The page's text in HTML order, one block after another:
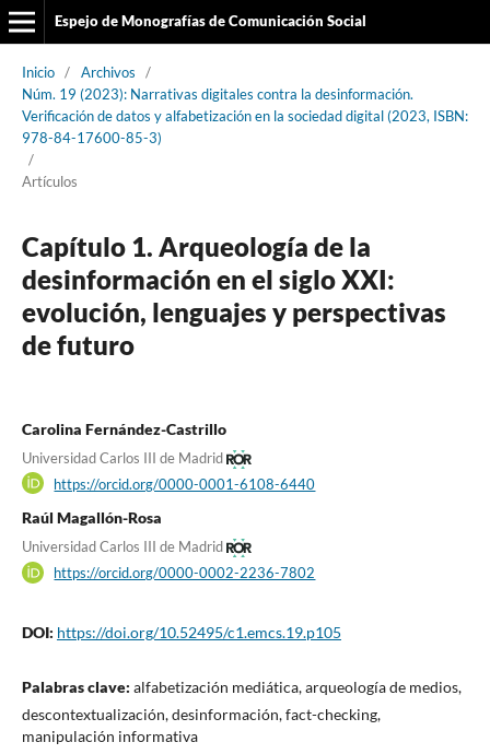
Espejo de Monografías de Comunicación Social
Inicio / Archivos
/
Núm. 19 (2023): Narrativas digitales contra la desinformación.
Verificación de datos y alfabetización en la sociedad digital (2023, ISBN:
978-84-17600-85-3)
/
Artículos
Capítulo 1. Arqueología de la
desinformación en el siglo XXI:
evolución, lenguajes y perspectivas
de futuro
Carolina Fernández-Castrillo
Universidad Carlos III de Madrid
https://orcid.org/0000-0001-6108-6440
Raúl Magallón-Rosa
Universidad Carlos III de Madrid
https://orcid.org/0000-0002-2236-7802
DOI: https://doi.org/10.52495/c1.emcs.19.p105
Palabras clave: alfabetización mediática, arqueología de medios,
descontextualización, desinformación, fact-checking,
manipulación informativa